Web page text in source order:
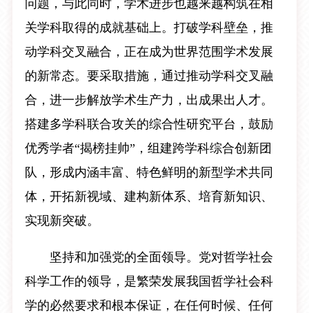
问题，与此同时，学术进步也越来越构筑在相
关学科取得的成就基础上。打破学科壁垒，推
动学科交叉融合，正在成为世界范围学术发展
的新常态。要采取措施，通过推动学科交叉融
合，进一步解放学术生产力，出成果出人才。
搭建多学科联合攻关的综合性研究平台，鼓励
优秀学者“揭榜挂帅”，组建跨学科综合创新团
队，形成内涵丰富、特色鲜明的新型学术共同
体，开拓新视域、建构新体系、培育新知识、
实现新突破。
坚持和加强党的全面领导。党对哲学社会
科学工作的领导，是繁荣发展我国哲学社会科
学的必然要求和根本保证，在任何时候、任何